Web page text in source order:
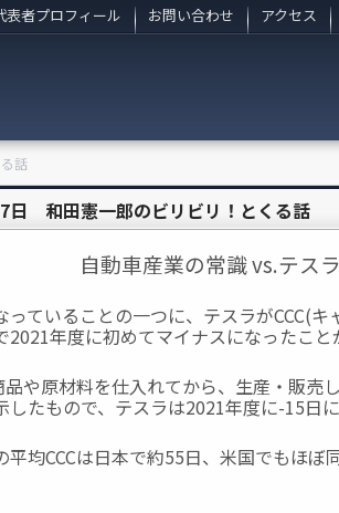
表者プロフィール お問い合わせ アクセス
話
日 和田憲一郎のビリビリ！とくる話
自動車産業の常識 vs.テス
っていることの一つに、テスラがCCC(キ
2021年度に初めてマイナスになったこと
品や原材料を仕入れてから、生産・販売
したもので、テスラは2021年度に-15日
平均CCCは日本で約55日、米国でもほ